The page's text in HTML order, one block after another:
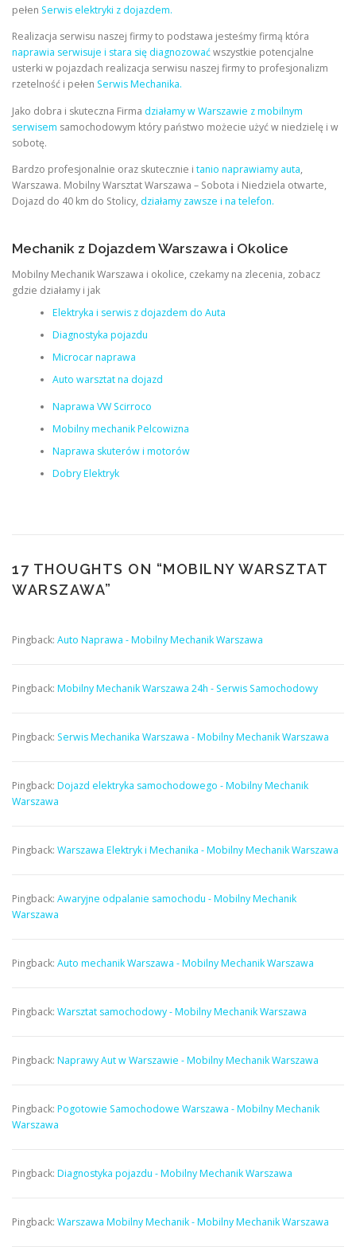
pełen Serwis elektryki z dojazdem.
Realizacja serwisu naszej firmy to podstawa jesteśmy firmą która
naprawia serwisuje i stara się diagnozowaćwszystkie potencjalne
usterki w pojazdach realizacja serwisu naszej firmy to profesjonalizm
rzetelność i pełen Serwis Mechanika.
Jako dobra i skuteczna Firma działamy w Warszawie z mobilnym
serwisem samochodowym który państwo możecie użyć w niedzielę i w
sobotę.
Bardzo profesjonalnie oraz skutecznie i tanio naprawiamy auta,
Warszawa. Mobilny Warsztat Warszawa – Sobota i Niedziela otwarte,
Dojazd do 40 km do Stolicy, działamy zawsze i na telefon.
Mechanik z Dojazdem Warszawa i Okolice
Mobilny Mechanik Warszawa i okolice, czekamy na zlecenia, zobacz
gdzie działamy i jak
Elektryka i serwis z dojazdem do Auta
Diagnostyka pojazdu
Microcar naprawa
Auto warsztat na dojazd
Naprawa VW Scirroco
Mobilny mechanik Pelcowizna
Naprawa skuterów i motorów
Dobry Elektryk
17 THOUGHTS ON “MOBILNY WARSZTAT
WARSZAWA”
Pingback: Auto Naprawa - Mobilny Mechanik Warszawa
Pingback: Mobilny Mechanik Warszawa 24h - Serwis Samochodowy
Pingback: Serwis Mechanika Warszawa - Mobilny Mechanik Warszawa
Pingback: Dojazd elektryka samochodowego - Mobilny Mechanik
Warszawa
Pingback: Warszawa Elektryk i Mechanika - Mobilny Mechanik Warszawa
Pingback: Awaryjne odpalanie samochodu - Mobilny Mechanik
Warszawa
Pingback: Auto mechanik Warszawa - Mobilny Mechanik Warszawa
Pingback: Warsztat samochodowy - Mobilny Mechanik Warszawa
Pingback: Naprawy Aut w Warszawie - Mobilny Mechanik Warszawa
Pingback: Pogotowie Samochodowe Warszawa - Mobilny Mechanik
Warszawa
Pingback: Diagnostyka pojazdu - Mobilny Mechanik Warszawa
Pingback: Warszawa Mobilny Mechanik - Mobilny Mechanik Warszawa